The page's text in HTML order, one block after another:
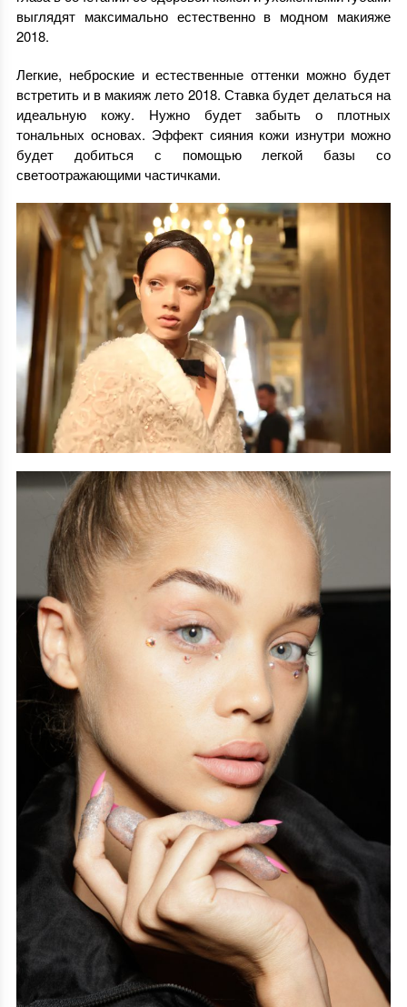
выглядят максимально естественно в модном макияже
2018.
Легкие, неброские и естественные оттенки можно будет
встретить и в макияж лето 2018. Ставка будет делаться на
идеальную кожу. Нужно будет забыть о плотных
тональных основах. Эффект сияния кожи изнутри можно
будет добиться с помощью легкой базы со
светоотражающими частичками.